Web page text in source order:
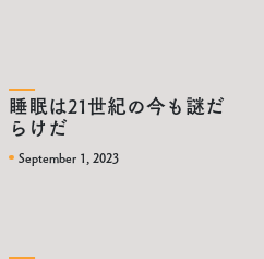
睡眠は21世紀の今も謎だ
らけだ
September 1, 2023